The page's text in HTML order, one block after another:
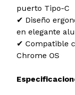
puerto Tipo-C
✔ Diseño
en elegante
✔ Compatible
Chrome OS